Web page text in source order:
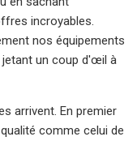
incroyables.
nos équipements
jetant un coup d'œil à
arrivent. En premier
comme celui de